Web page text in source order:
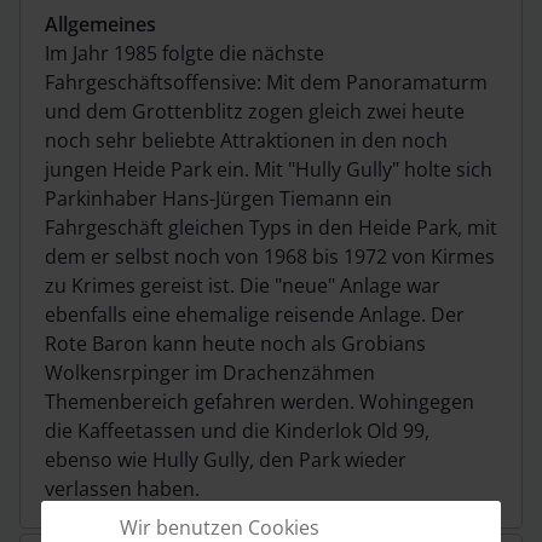
Allgemeines
Im Jahr 1985 folgte die nächste
Fahrgeschäftsoffensive: Mit dem Panoramaturm
und dem Grottenblitz zogen gleich zwei heute
noch sehr beliebte Attraktionen in den noch
jungen Heide Park ein. Mit "Hully Gully" holte sich
Parkinhaber Hans-Jürgen Tiemann ein
Fahrgeschäft gleichen Typs in den Heide Park, mit
dem er selbst noch von 1968 bis 1972 von Kirmes
zu Krimes gereist ist. Die "neue" Anlage war
ebenfalls eine ehemalige reisende Anlage. Der
Rote Baron kann heute noch als Grobians
Wolkensrpinger im Drachenzähmen
Themenbereich gefahren werden. Wohingegen
die Kaffeetassen und die Kinderlok Old 99,
ebenso wie Hully Gully, den Park wieder
verlassen haben.
Wir benutzen Cookies